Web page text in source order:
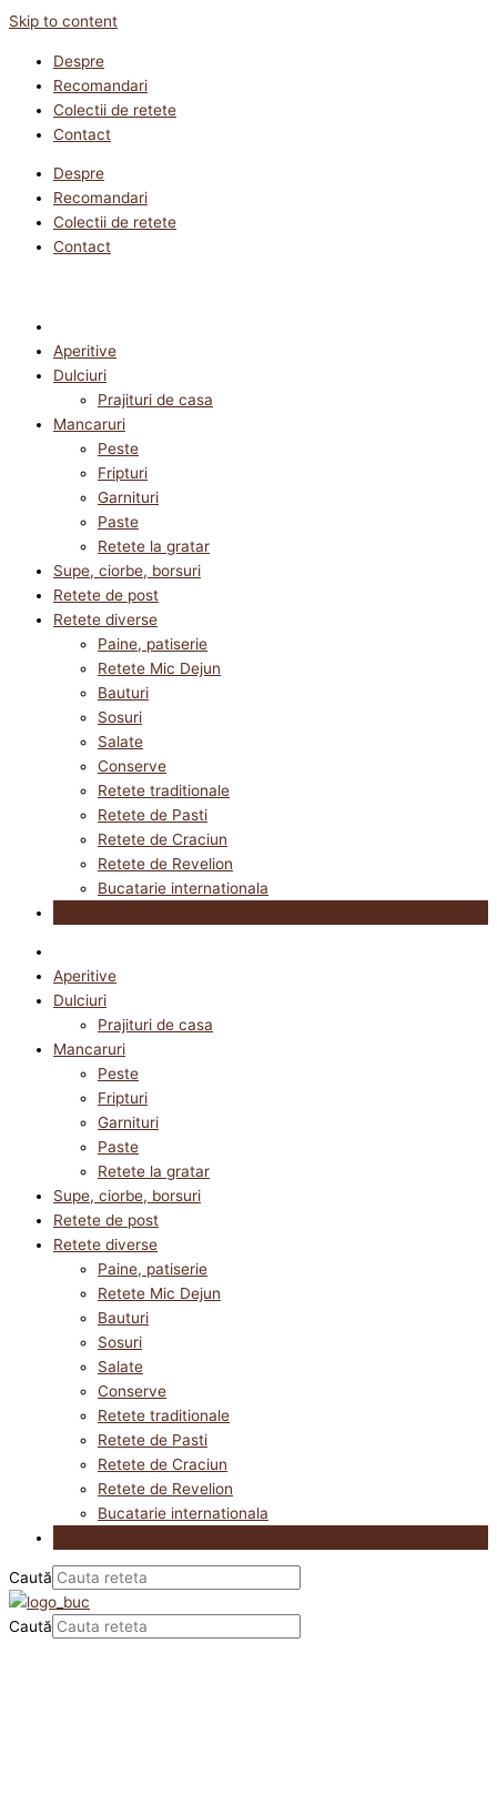
Skip to content
Despre
Recomandari
Colectii de retete
Contact
Despre
Recomandari
Colectii de retete
Contact
Aperitive
Dulciuri
Prajituri de casa
Mancaruri
Peste
Fripturi
Garnituri
Paste
Retete la gratar
Supe, ciorbe, borsuri
Retete de post
Retete diverse
Paine, patiserie
Retete Mic Dejun
Bauturi
Sosuri
Salate
Conserve
Retete traditionale
Retete de Pasti
Retete de Craciun
Retete de Revelion
Bucatarie internationala
Aperitive
Dulciuri
Prajituri de casa
Mancaruri
Peste
Fripturi
Garnituri
Paste
Retete la gratar
Supe, ciorbe, borsuri
Retete de post
Retete diverse
Paine, patiserie
Retete Mic Dejun
Bauturi
Sosuri
Salate
Conserve
Retete traditionale
Retete de Pasti
Retete de Craciun
Retete de Revelion
Bucatarie internationala
Caută
Caută